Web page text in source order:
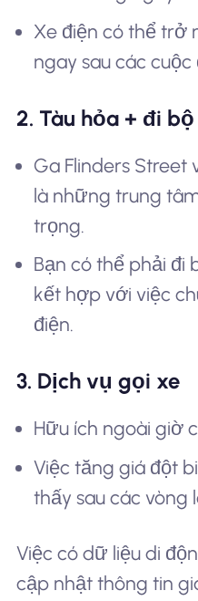
Xe điện có thể trở
ngay sau các cuộc
2. Tàu hỏa + đi bộ
Ga Flinders Street
là những trung
trọng.
Bạn có thể phải đi
kết hợp với việc
điện.
3. Dịch vụ gọi xe
Hữu ích ngoài giờ
Việc tăng giá đột
thấy sau các vòng
Việc có dữ liệu di
cập nhật thông tin